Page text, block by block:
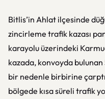
Bitlis’in Ahlat ilçesinde
zincirleme trafik kazası
karayolu üzerindeki
kazada, konvoyda
bir nedenle birbirine
bölgede kısa süreli trafik